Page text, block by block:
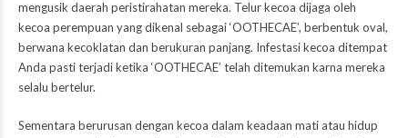
mengusik daerah peristirahatan mereka. Telur kecoa dijaga oleh
kecoa perempuan yang dikenal sebagai ‘OOTHECAE’, berbentuk oval,
berwana kecoklatan dan berukuran panjang. Infestasi kecoa ditempat
Anda pasti terjadi ketika ‘OOTHECAE’ telah ditemukan karna mereka
selalu bertelur.
Sementara berurusan dengan kecoa dalam keadaan mati atau hidup